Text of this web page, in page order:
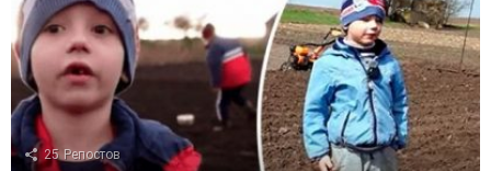
25 Репостов